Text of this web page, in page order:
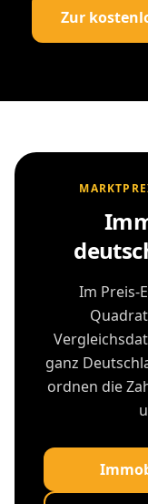
Zur
Im Preis-
ganz
ordnen die